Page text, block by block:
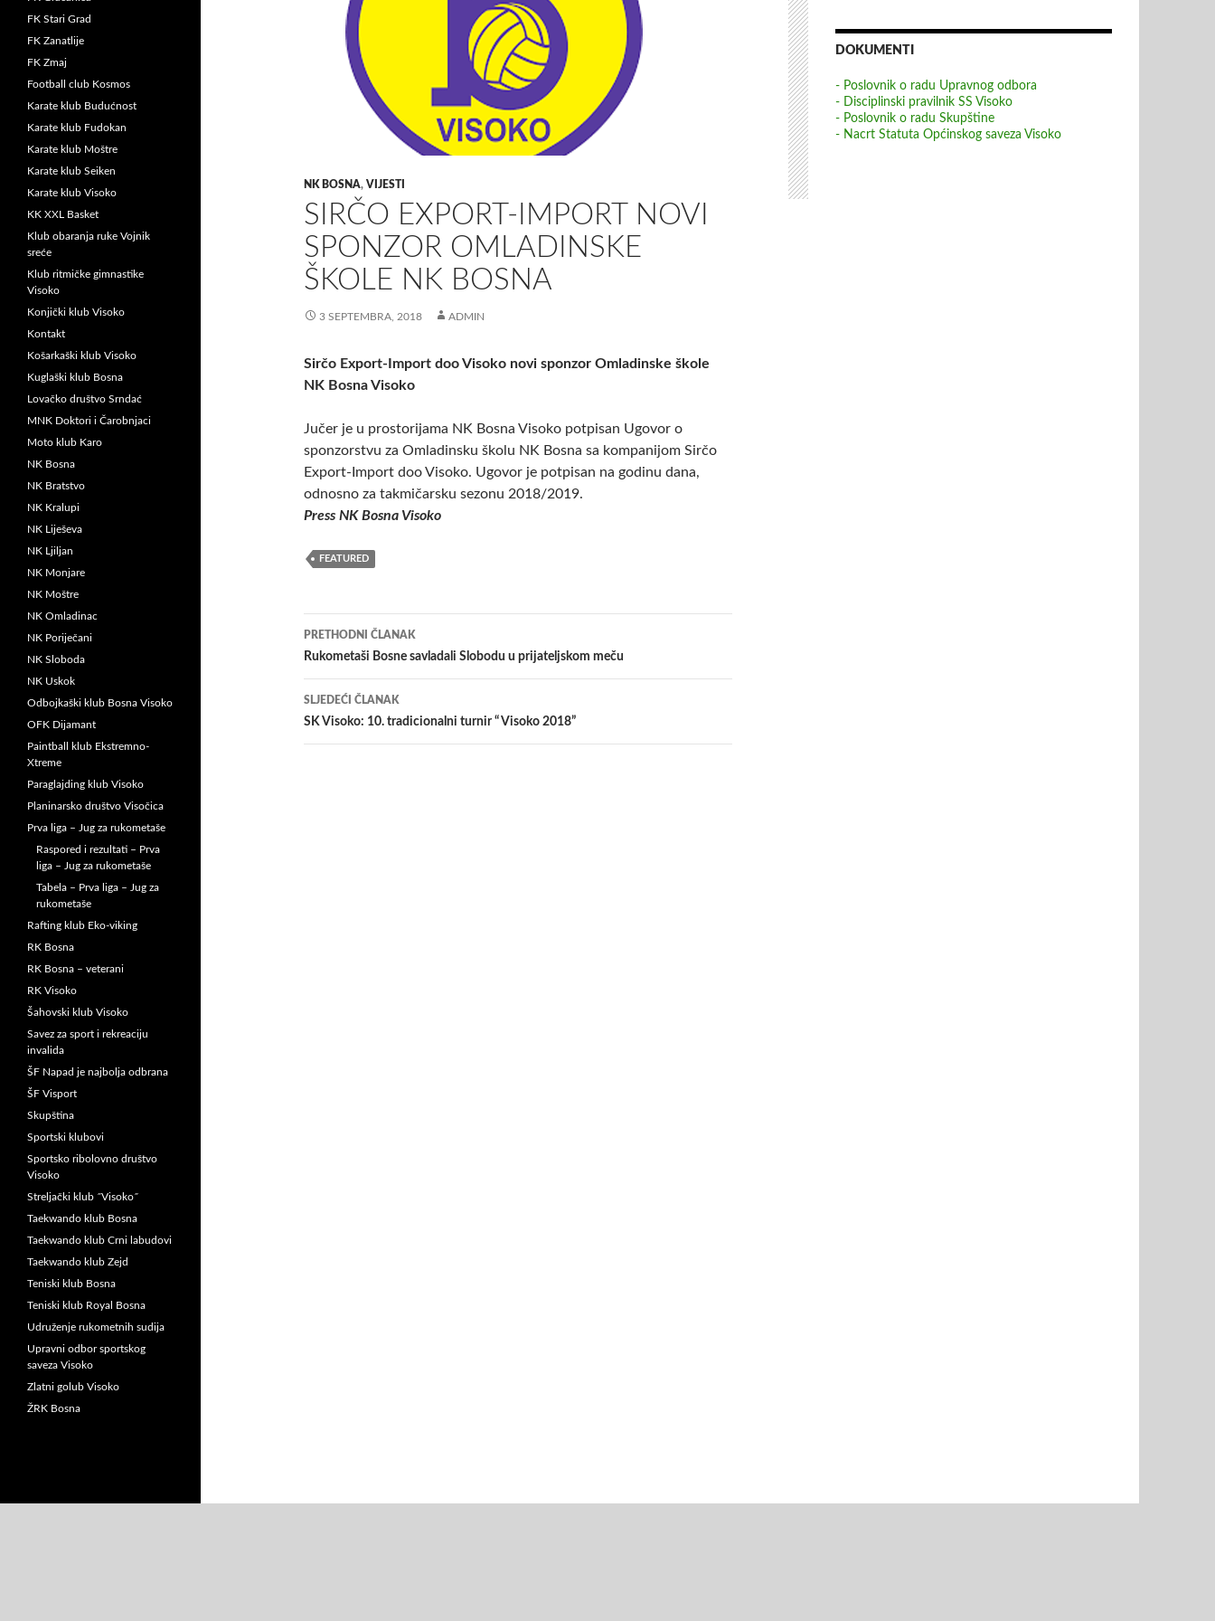
NK BOSNA, VIJESTI
SIRČO EXPORT-IMPORT NOVI
SPONZOR OMLADINSKE
ŠKOLE NK BOSNA
3 SEPTEMBRA, 2018 ADMIN
Sirčo Export-Import doo Visoko novi sponzor Omladinske škole
NK Bosna Visoko
Jučer je u prostorijama NK Bosna Visoko potpisan Ugovor o
sponzorstvu za Omladinsku školu NK Bosna sa kompanijom Sirčo
Export-Import doo Visoko. Ugovor je potpisan na godinu dana,
odnosno za takmičarsku sezonu 2018/2019.
Press NK Bosna Visoko
FEATURED
Navigacija
članaka
PRETHODNI ČLANAK
Rukometaši Bosne savladali Slobodu u prijateljskom meču
SLJEDEĆI ČLANAK
SK Visoko: 10. tradicionalni turnir “ Visoko 2018”
DOKUMENTI
- Poslovnik o radu Upravnog odbora
- Disciplinski pravilnik SS Visoko
- Poslovnik o radu Skupštine
- Nacrt Statuta Općinskog saveza Visoko
FK Stari Grad
FK Zanatlije
FK Zmaj
Football club Kosmos
Karate klub Budućnost
Karate klub Fudokan
Karate klub Moštre
Karate klub Seiken
Karate klub Visoko
KK XXL Basket
Klub obaranja ruke Vojnik
sreće
Klub ritmičke gimnastike
Visoko
Konjički klub Visoko
Kontakt
Košarkaški klub Visoko
Kuglaški klub Bosna
Lovačko društvo Srndać
MNK Doktori i Čarobnjaci
Moto klub Karo
NK Bosna
NK Bratstvo
NK Kralupi
NK Liješeva
NK Ljiljan
NK Monjare
NK Moštre
NK Omladinac
NK Poriječani
NK Sloboda
NK Uskok
Odbojkaški klub Bosna Visoko
OFK Dijamant
Paintball klub Ekstremno-
Xtreme
Paraglajding klub Visoko
Planinarsko društvo Visočica
Prva liga – Jug za rukometaše
Raspored i rezultati – Prva
liga – Jug za rukometaše
Tabela – Prva liga – Jug za
rukometaše
Rafting klub Eko-viking
RK Bosna
RK Bosna – veterani
RK Visoko
Šahovski klub Visoko
Savez za sport i rekreaciju
invalida
ŠF Napad je najbolja odbrana
ŠF Visport
Skupština
Sportski klubovi
Sportsko ribolovno društvo
Visoko
Streljački klub ˝Visoko˝
Taekwando klub Bosna
Taekwando klub Crni labudovi
Taekwando klub Zejd
Teniski klub Bosna
Teniski klub Royal Bosna
Udruženje rukometnih sudija
Upravni odbor sportskog
saveza Visoko
Zlatni golub Visoko
ŽRK Bosna